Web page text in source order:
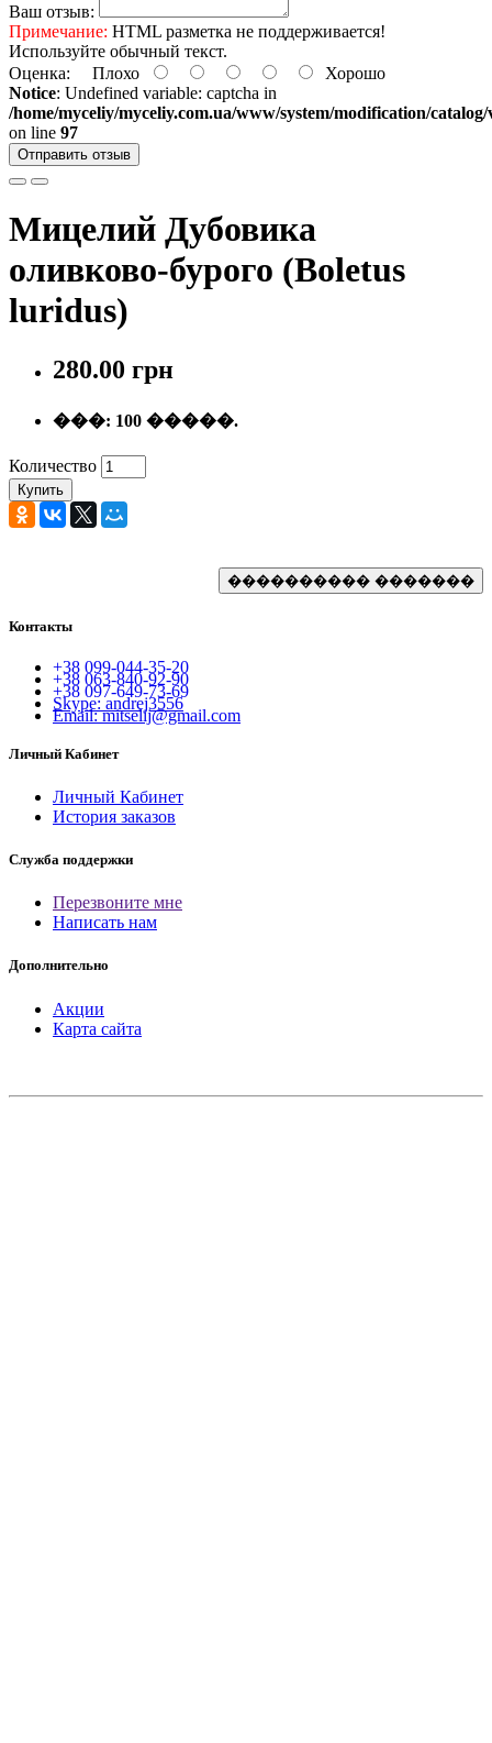
Ваш отзыв:
Примечание: HTML разметка не поддерживается!
Используйте обычный текст.
Оценка: Плохо
Хорошо
Notice: Undefined variable: captcha in
/home/myceliy/myceliy.com.ua/www/system/modification/
on line 97
Отправить отзыв
Мицелий Дубовика
оливково-бурого (Boletus
luridus)
280.00 грн
���: 100 �����.
Количество
Купить
Контакты
+38 099-044-35-20
+38 063-840-92-90
+38 097-649-73-69
Skype: andrej3556
Email: mitselij@gmail.com
Личный Кабинет
Личный Кабинет
История заказов
Служба поддержки
Перезвоните мне
Написать нам
Дополнительно
Акции
Карта сайта